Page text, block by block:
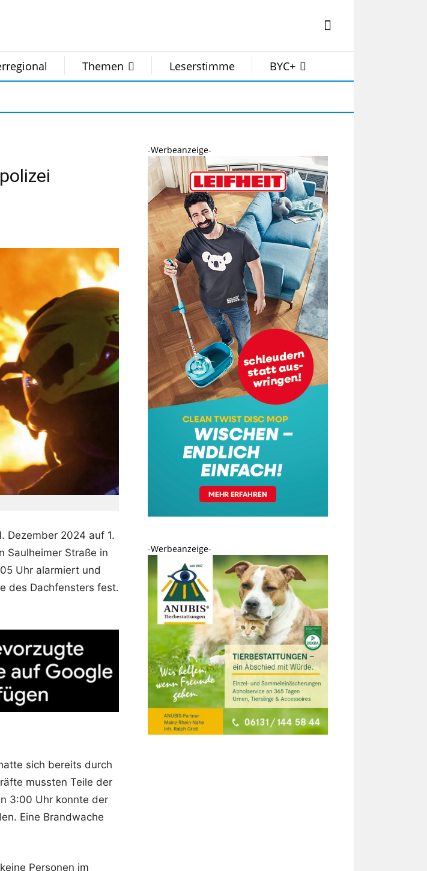
Themen Leserstimme BYC+
Dezember 2024 auf 1.
Saulheimer Straße in
Uhr alarmiert und
des Dachfensters fest.
sich bereits durch
mussten Teile der
3:00 Uhr konnte der
Eine Brandwache
Personen im
-Werbeanzeige-
-Werbeanzeige-